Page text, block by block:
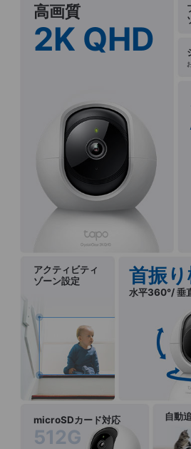
高画質
2K QHD
アクティビティ
ゾーン設定
首振
水平360°/ 垂
microSDカード対応
512G
自動